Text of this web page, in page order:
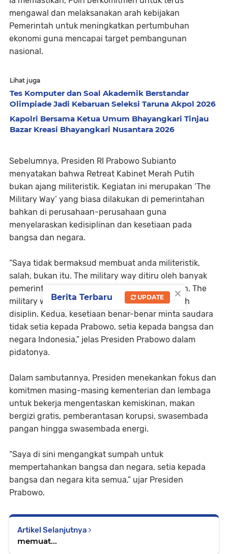
mengawal dan melaksanakan arah kebijakan
Pemerintah untuk meningkatkan pertumbuhan
ekonomi guna mencapai target pembangunan
nasional.
Lihat juga
Tes Komputer dan Soal Akademik Berstandar
Olimpiade Jadi Kebaruan Seleksi Taruna Akpol 2026
Kapolri Bersama Ketua Umum Bhayangkari Tinjau
Bazar Kreasi Bhayangkari Nusantara 2026
Sebelumnya, Presiden RI Prabowo Subianto
menyatakan bahwa Retreat Kabinet Merah Putih
bukan ajang militeristik. Kegiatan ini merupakan ‘The
Military Way’ yang biasa dilakukan di pemerintahan
bahkan di perusahaan-perusahaan guna
menyelaraskan kedisiplinan dan kesetiaan pada
bangsa dan negara.
“Saya tidak bermaksud membuat anda militeristik,
salah, bukan itu. The military way ditiru oleh banyak
pemerintah terutama perusahaan-perusahaan. The
military way inti dari semua perusahaan adalah
disiplin. Kedua, kesetiaan benar-benar minta saudara
tidak setia kepada Prabowo, setia kepada bangsa dan
negara Indonesia,” jelas Presiden Prabowo dalam
pidatonya.
Dalam sambutannya, Presiden menekankan fokus dan
komitmen masing-masing kementerian dan lembaga
untuk bekerja mengentaskan kemiskinan, makan
bergizi gratis, pemberantasan korupsi, swasembada
pangan hingga swasembada energi.
“Saya di sini mengangkat sumpah untuk
mempertahankan bangsa dan negara, setia kepada
bangsa dan negara kita semua,” ujar Presiden
Prabowo.
Artikel Selanjutnya
memuat...
×
Berita Terbaru UPDATE